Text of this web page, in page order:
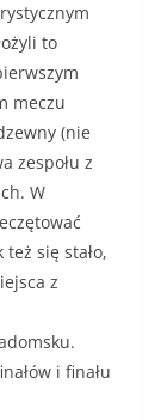
to
meczu
(nie
zespołu z
W
się stało,
z
i finału